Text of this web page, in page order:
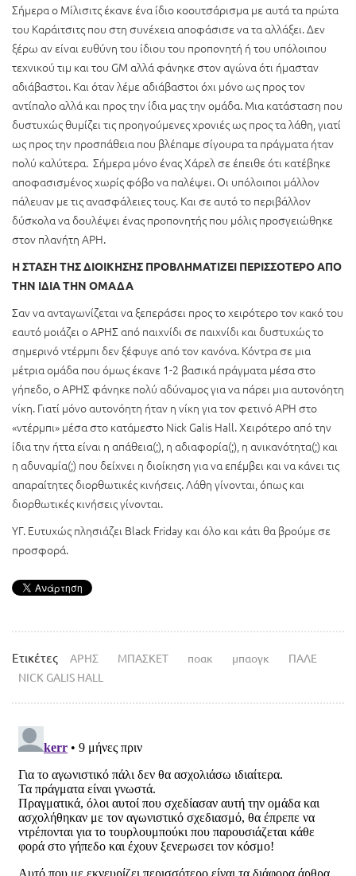
Σήμερα ο Μίλισιτς έκανε ένα ίδιο κοουτσάρισμα με αυτά τα πρώτα
του Καράιτσιτς που στη συνέχεια αποφάσισε να τα αλλάξει. Δεν
ξέρω αν είναι ευθύνη του ίδιου του προπονητή ή του υπόλοιπου
τεχνικού τιμ και του GM αλλά φάνηκε στον αγώνα ότι ήμασταν
αδιάβαστοι. Και όταν λέμε αδιάβαστοι όχι μόνο ως προς τον
αντίπαλο αλλά και προς την ίδια μας την ομάδα. Μια κατάσταση που
δυστυχώς θυμίζει τις προηγούμενες χρονιές ως προς τα λάθη, γιατί
ως προς την προσπάθεια που βλέπαμε σίγουρα τα πράγματα ήταν
πολύ καλύτερα. Σήμερα μόνο ένας Χάρελ σε έπειθε ότι κατέβηκε
αποφασισμένος χωρίς φόβο να παλέψει. Οι υπόλοιποι μάλλον
πάλευαν με τις ανασφάλειες τους. Και σε αυτό το περιβάλλον
δύσκολα να δουλέψει ένας προπονητής που μόλις προσγειώθηκε
στον πλανήτη ΑΡΗ.
Η ΣΤΑΣΗ ΤΗΣ ΔΙΟΙΚΗΣΗΣ ΠΡΟΒΛΗΜΑΤΙΖΕΙ ΠΕΡΙΣΣΟΤΕΡΟ ΑΠΟ
ΤΗΝ ΙΔΙΑ ΤΗΝ ΟΜΑΔΑ
Σαν να ανταγωνίζεται να ξεπεράσει προς το χειρότερο τον κακό του
εαυτό μοιάζει ο ΑΡΗΣ από παιχνίδι σε παιχνίδι και δυστυχώς το
σημερινό ντέρμπι δεν ξέφυγε από τον κανόνα. Κόντρα σε μια
μέτρια ομάδα που όμως έκανε 1-2 βασικά πράγματα μέσα στο
γήπεδο, ο ΑΡΗΣ φάνηκε πολύ αδύναμος για να πάρει μια αυτονόητη
νίκη. Γιατί μόνο αυτονόητη ήταν η νίκη για τον φετινό ΑΡΗ στο
«ντέρμπι» μέσα στο κατάμεστο Nick Galis Hall. Χειρότερο από την
ίδια την ήττα είναι η απάθεια(;), η αδιαφορία(;), η ανικανότητα(;) και
η αδυναμία(;) που δείχνει η διοίκηση για να επέμβει και να κάνει τις
απαραίτητες διορθωτικές κινήσεις. Λάθη γίνονται, όπως και
διορθωτικές κινήσεις γίνονται.
ΥΓ. Ευτυχώς πλησιάζει Black Friday και όλο και κάτι θα βρούμε σε
προσφορά.
Ετικέτες ΑΡΗΣ ΜΠΑΣΚΕΤ ποακ μπαογκ
ΠΑΛΕ
NICK GALIS HALL